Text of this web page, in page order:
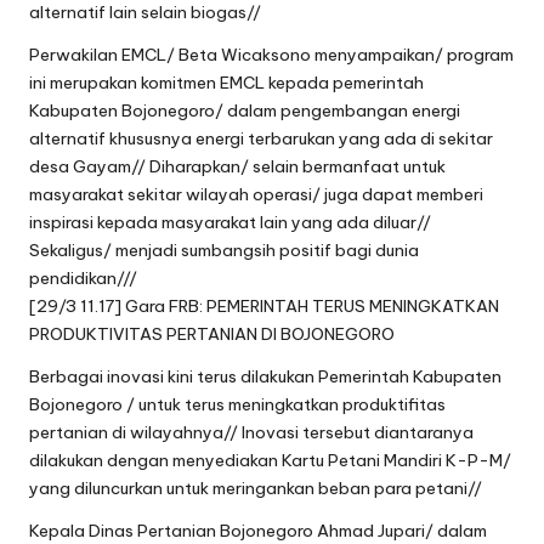
alternatif lain selain biogas//
Perwakilan EMCL/ Beta Wicaksono menyampaikan/ program
ini merupakan komitmen EMCL kepada pemerintah
Kabupaten Bojonegoro/ dalam pengembangan energi
alternatif khususnya energi terbarukan yang ada di sekitar
desa Gayam// Diharapkan/ selain bermanfaat untuk
masyarakat sekitar wilayah operasi/ juga dapat memberi
inspirasi kepada masyarakat lain yang ada diluar//
Sekaligus/ menjadi sumbangsih positif bagi dunia
pendidikan///
[29/3 11.17] Gara FRB: PEMERINTAH TERUS MENINGKATKAN
PRODUKTIVITAS PERTANIAN DI BOJONEGORO
Berbagai inovasi kini terus dilakukan Pemerintah Kabupaten
Bojonegoro / untuk terus meningkatkan produktifitas
pertanian di wilayahnya// Inovasi tersebut diantaranya
dilakukan dengan menyediakan Kartu Petani Mandiri K-P-M/
yang diluncurkan untuk meringankan beban para petani//
Kepala Dinas Pertanian Bojonegoro Ahmad Jupari/ dalam